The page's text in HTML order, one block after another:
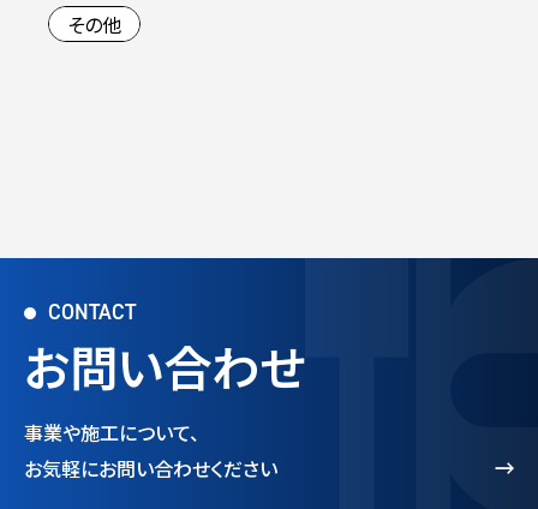
その他
CONTACT
お問い合わせ
事業や施工について、
お気軽にお問い合わせください